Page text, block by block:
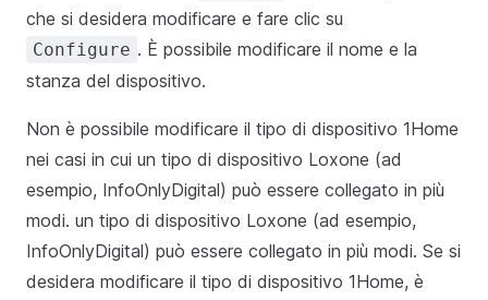
che si desidera modificare e fare clic su
Configure . È possibile modificare il nome e la
stanza del dispositivo.
Non è possibile modificare il tipo di dispositivo 1Home
nei casi in cui un tipo di dispositivo Loxone (ad
esempio, InfoOnlyDigital) può essere collegato in più
modi. un tipo di dispositivo Loxone (ad esempio,
InfoOnlyDigital) può essere collegato in più modi. Se si
desidera modificare il tipo di dispositivo 1Home, è